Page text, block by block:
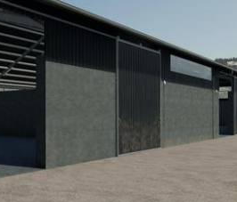
COME:
бродилка